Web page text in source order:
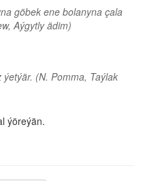
göbek ene bolanyna çala
Aýgytly ädim)
(N. Pomma, Taýlak
ýöreýän.